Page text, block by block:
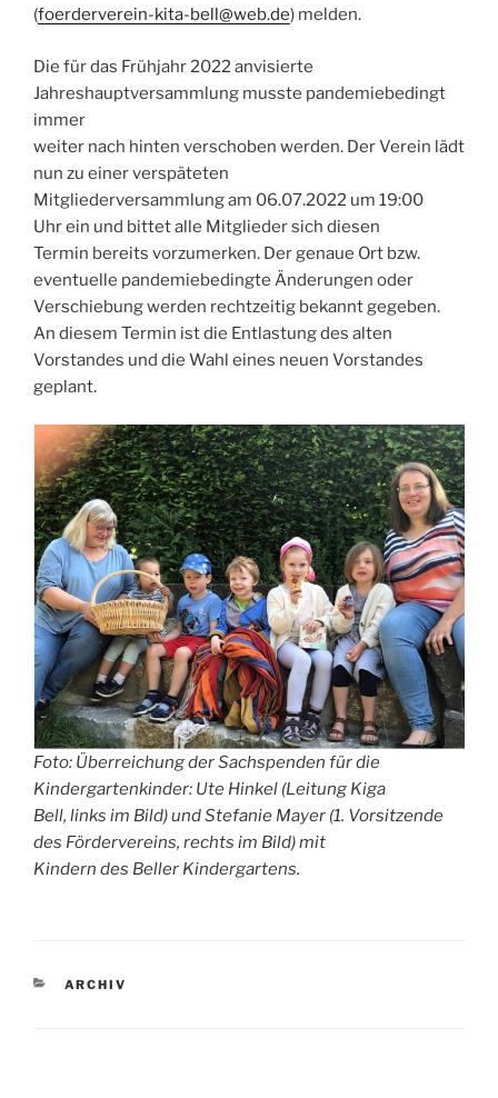
(foerderverein-kita-bell@web.de) melden.
Die für das Frühjahr 2022 anvisierte
Jahreshauptversammlung musste pandemiebedingt
immer
weiter nach hinten verschoben werden. Der Verein lädt
nun zu einer verspäteten
Mitgliederversammlung am 06.07.2022 um 19:00
Uhr ein und bittet alle Mitglieder sich diesen
Termin bereits vorzumerken. Der genaue Ort bzw.
eventuelle pandemiebedingte Änderungen oder
Verschiebung werden rechtzeitig bekannt gegeben.
An diesem Termin ist die Entlastung des alten
Vorstandes und die Wahl eines neuen Vorstandes
geplant.
Foto: Überreichung der Sachspenden für die
Kindergartenkinder: Ute Hinkel (Leitung Kiga
Bell, links im Bild) und Stefanie Mayer (1. Vorsitzende
des Fördervereins, rechts im Bild) mit
Kindern des Beller Kindergartens.
KATEGORIEN
ARCHIV